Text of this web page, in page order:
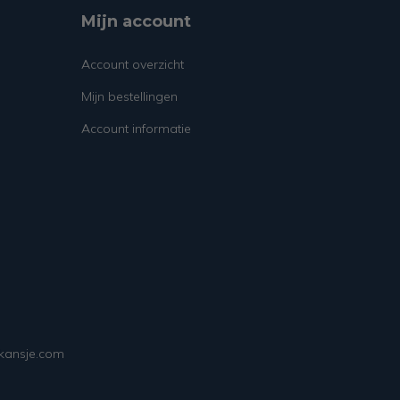
Mijn account
Account overzicht
Mijn bestellingen
Account informatie